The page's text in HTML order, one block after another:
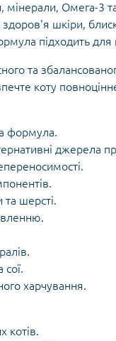
мінерали, Омега-3
шкіри,
підходить для
та
коту
формула.
джерела
шерсті.
сої.
харчування.
котів.